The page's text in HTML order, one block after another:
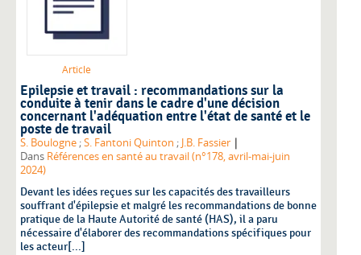
Article
Epilepsie et travail : recommandations sur la
conduite à tenir dans le cadre d'une décision
concernant l'adéquation entre l'état de santé et le
poste de travail
S. Boulogne ;S. Fantoni Quinton ; J.B. Fassier |
Dans Références en santé au travail (n°178, avril-mai-juin
2024)
Devant les idées reçues sur les capacités des travailleurs
souffrant d'épilepsie et malgré les recommandations de bonne
pratique de la Haute Autorité de santé (HAS), il a paru
nécessaire d'élaborer des recommandations spécifiques pour
les acteur[...]